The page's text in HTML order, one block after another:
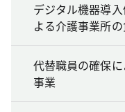
デジタル機器導
よる介護事業所
代替職員の確保
事業